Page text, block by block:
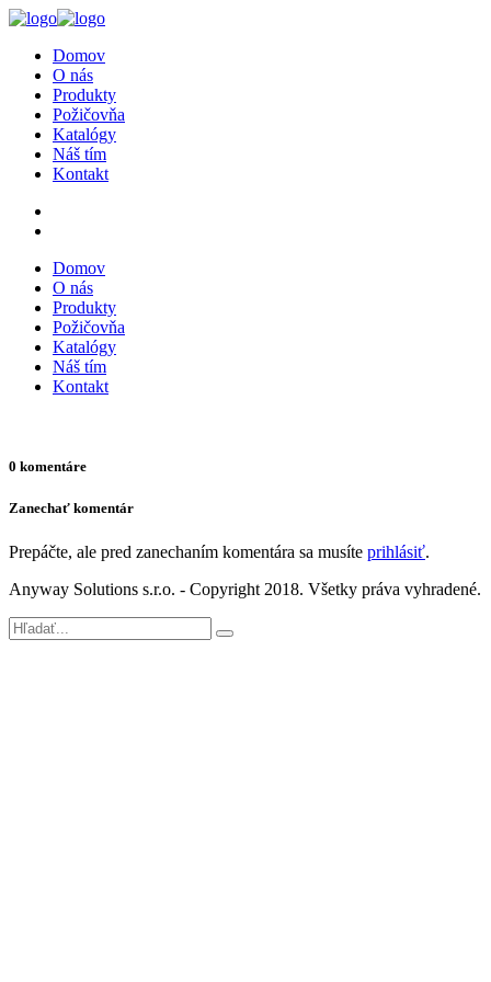
Domov
O nás
Produkty
Požičovňa
Katalógy
Náš tím
Kontakt
Domov
O nás
Produkty
Požičovňa
Katalógy
Náš tím
Kontakt
0 komentáre
Zanechať komentár
Prepáčte, ale pred zanechaním komentára sa musíte prihlásiť.
Anyway Solutions s.r.o. - Copyright 2018. Všetky práva vyhradené.